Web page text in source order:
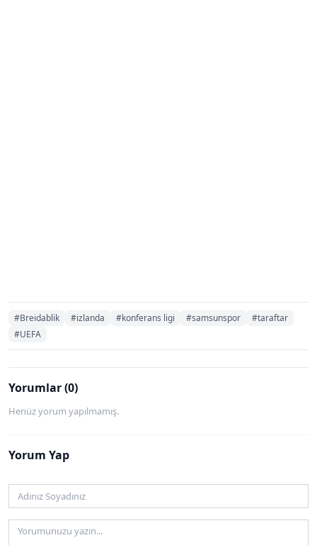
#Breidablik #izlanda #konferans ligi #samsunspor
#taraftar
#UEFA
Yorumlar (0)
Henüz yorum yapılmamış.
Yorum Yap